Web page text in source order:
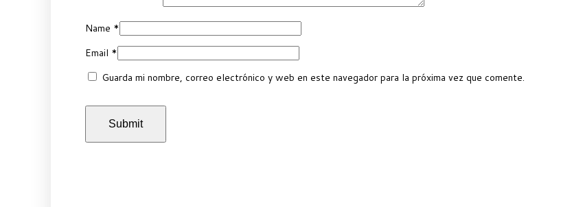
Name *
Email *
Guarda mi nombre, correo electrónico y web en este navegador para la próxima vez que comente.